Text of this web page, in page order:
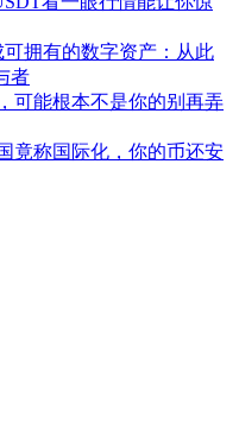
可拥有的数字资产：从此
者
可能根本不是你的别再弄
竟称国际化，你的币还安